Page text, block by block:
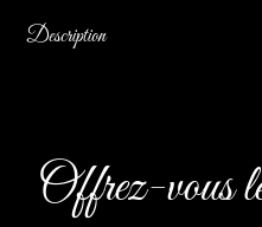
Description
Offrez-vous